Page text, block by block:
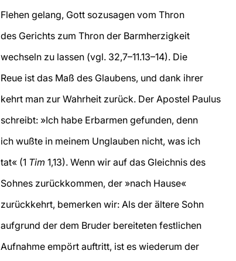
Flehen gelang, Gott sozusagen vom Thron
des Gerichts zum Thron der Barmherzigkeit
wechseln zu lassen (vgl. 32,7–11.13–14). Die
Reue ist das Maß des Glaubens, und dank ihrer
kehrt man zur Wahrheit zurück. Der Apostel Paulus
schreibt: »Ich habe Erbarmen gefunden, denn
ich wußte in meinem Unglauben nicht, was ich
tat« (1 Tim 1,13). Wenn wir auf das Gleichnis des
Sohnes zurückkommen, der »nach Hause«
zurückkehrt, bemerken wir: Als der ältere Sohn
aufgrund der dem Bruder bereiteten festlichen
Aufnahme empört auftritt, ist es wiederum der